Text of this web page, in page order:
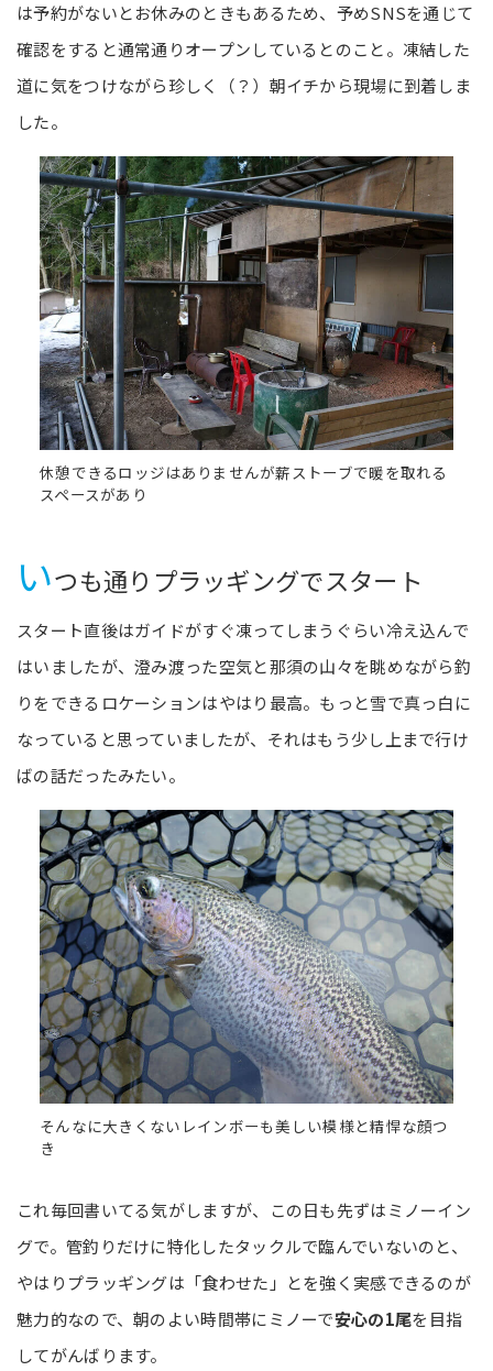
は予約がないとお休みのときもあるため、予めSNSを通じて
確認をすると通常通りオープンしているとのこと。凍結した
道に気をつけながら珍しく（？）朝イチから現場に到着しま
した。
休憩できるロッジはありませんが薪ストーブで暖を取れる
スペースがあり
いつも通りプラッギングでスタート
スタート直後はガイドがすぐ凍ってしまうぐらい冷え込んで
はいましたが、澄み渡った空気と那須の山々を眺めながら釣
りをできるロケーションはやはり最高。もっと雪で真っ白に
なっていると思っていましたが、それはもう少し上まで行け
ばの話だったみたい。
そんなに大きくないレインボーも美しい模様と精悍な顔つ
き
これ毎回書いてる気がしますが、この日も先ずはミノーイン
グで。管釣りだけに特化したタックルで臨んでいないのと、
やはりプラッギングは「食わせた」とを強く実感できるのが
魅力的なので、朝のよい時間帯にミノーで安心の1尾を目指
してがんばります。